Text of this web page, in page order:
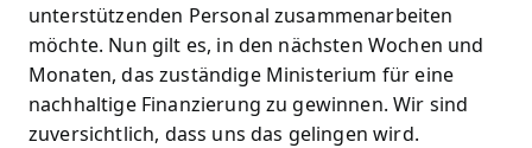
unterstützenden Personal zusammenarbeiten
möchte. Nun gilt es, in den nächsten Wochen und
Monaten, das zuständige Ministerium für eine
nachhaltige Finanzierung zu gewinnen. Wir sind
zuversichtlich, dass uns das gelingen wird.